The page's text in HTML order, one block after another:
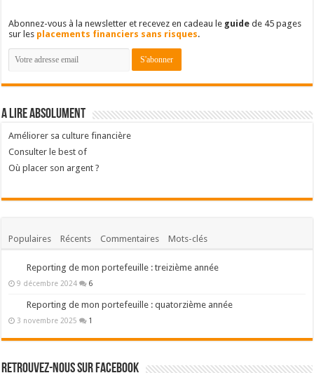
Abonnez-vous à la newsletter et recevez en cadeau le guide de 45 pages
sur les placements financiers sans risques.
A lire absolument
Améliorer sa culture financière
Consulter le best of
Où placer son argent ?
Populaires Récents Commentaires Mots-clés
Reporting de mon portefeuille : treizième année
9 décembre 2024 6
Reporting de mon portefeuille : quatorzième année
3 novembre 2025 1
Retrouvez-nous sur Facebook